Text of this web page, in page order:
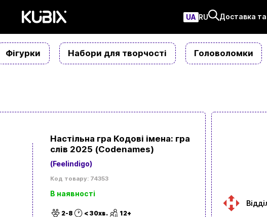
UA ㅤRU Доставка
Фігурки Набори для творчості Головоломки
Настільна гра Кодові імена: гра
слів 2025 (Codenames)
(Feelindigo)
Код товару: 74353
В наявності
2-8 < 30хв. 12+